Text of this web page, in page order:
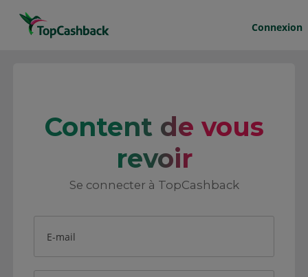
Connexion
Content de vous
revoir
Se connecter à TopCashback
E-mail